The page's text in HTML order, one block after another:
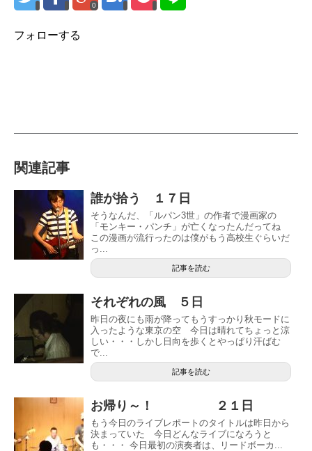
0
フォローする
関連記事
誰が拾う １７日
そうなんだ、「ルパン3世」の作者で漫画家の
「モンキー・パンチ」が亡くなったんだってね
この漫画が流行ったのは僕がもう高校生ぐらいだ
っ...
記事を読む
それぞれの風 ５日
昨日の夜にも雨が降ってもうすっかり秋モードに
入ったような東京の空 今日は晴れてちょっと涼
しい・・・しかし日向を歩くとやっぱり汗ばむ
で...
記事を読む
お帰り～！ ２１日
もう今日のライブレポートのタイトルは昨日から
決まっていた 今日どんなライブになろうと
も・・・ 今日最初の演奏者は、リードボーカ...